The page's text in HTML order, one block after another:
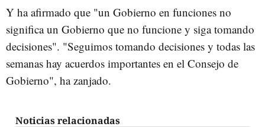
Y ha afirmado que "un Gobierno en funciones no
significa un Gobierno que no funcione y siga tomando
decisiones". "Seguimos tomando decisiones y todas las
semanas hay acuerdos importantes en el Consejo de
Gobierno", ha zanjado.
Noticias relacionadas